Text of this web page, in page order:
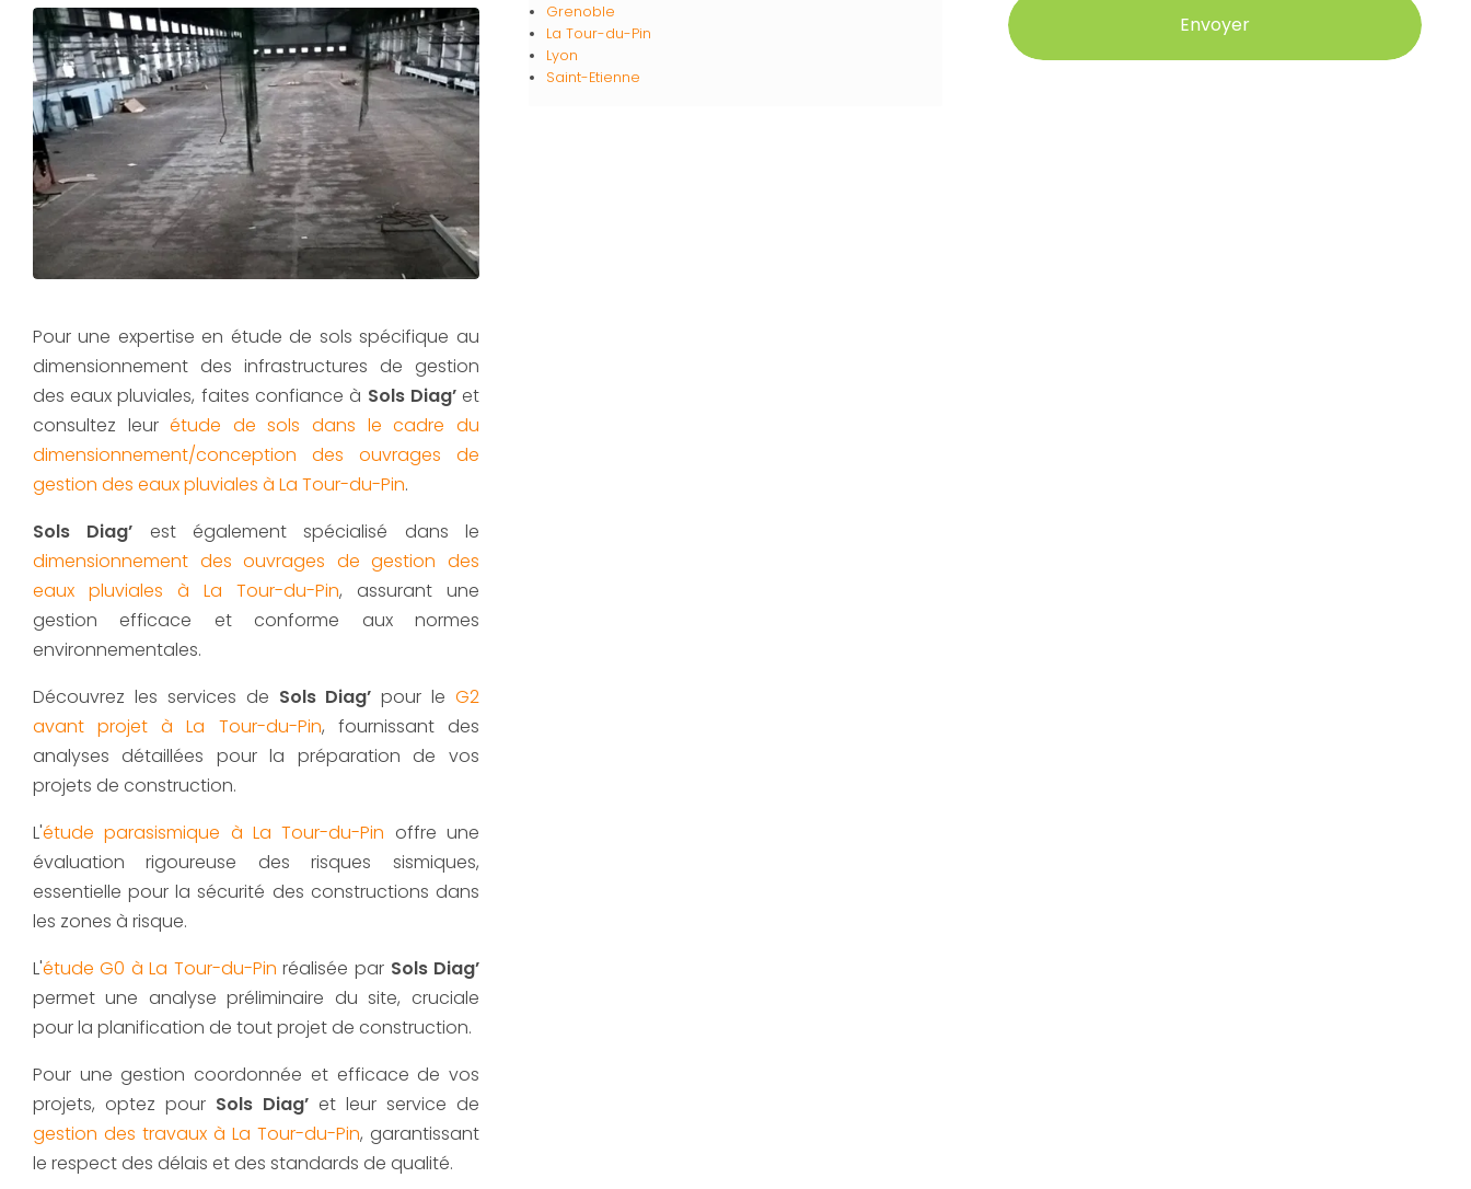
Pour une expertise en étude de sols spécifique au
dimensionnement des infrastructures de gestion
des eaux pluviales, faites confiance à Sols Diag’et
consultez leurétude de sols dans le cadre du
dimensionnement/conception des ouvrages de
gestion des eaux pluviales à La Tour-du-Pin.
Sols Diag’ est également spécialisé dans le
dimensionnement des ouvrages de gestion des
eaux pluviales à La Tour-du-Pin, assurant une
gestion efficace et conforme aux normes
environnementales.
Découvrez les services de Sols Diag’ pour le G2
avant projet à La Tour-du-Pin, fournissant des
analyses détaillées pour la préparation de vos
projets de construction.
L'étude parasismique à La Tour-du-Pin offre une
évaluation rigoureuse des risques sismiques,
essentielle pour la sécurité des constructions dans
les zones à risque.
L'étude G0 à La Tour-du-Pin réalisée par Sols Diag’
permet une analyse préliminaire du site, cruciale
pour la planification de tout projet de construction.
Pour une gestion coordonnée et efficace de vos
projets, optez pour Sols Diag’ et leur service de
gestion des travaux à La Tour-du-Pin, garantissant
le respect des délais et des standards de qualité.
Grenoble
La Tour-du-Pin
Lyon
Saint-Etienne